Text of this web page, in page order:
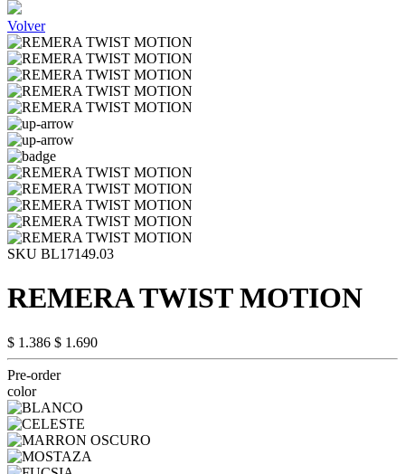
Volver
SKU BL17149.03
REMERA TWIST MOTION
$ 1.386 $ 1.690
Pre-order
color